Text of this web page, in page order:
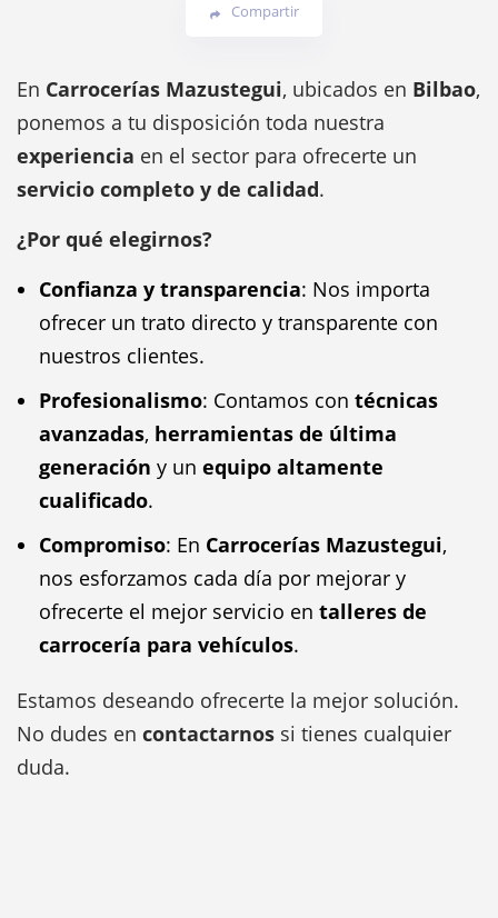
Compartir
En Carrocerías Mazustegui, ubicados en Bilbao,
ponemos a tu disposición toda nuestra
experiencia en el sector para ofrecerte un
servicio completo y de calidad.
¿Por qué elegirnos?
Confianza y transparencia: Nos importa
ofrecer un trato directo y transparente con
nuestros clientes.
Profesionalismo: Contamos con técnicas
avanzadas, herramientas de última
generación y un equipo altamente
cualificado.
Compromiso: En Carrocerías Mazustegui,
nos esforzamos cada día por mejorar y
ofrecerte el mejor servicio en talleres de
carrocería para vehículos.
Estamos deseando ofrecerte la mejor solución.
No dudes en contactarnos si tienes cualquier
duda.